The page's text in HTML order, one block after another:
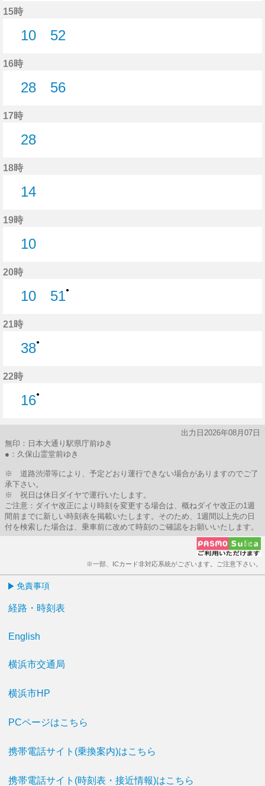
15時
10
52
16時
28
56
17時
28
18時
14
19時
10
20時
10
51●
21時
38●
22時
16●
出力日2026年08月07日
無印：日本大通り駅県庁前ゆき
●：久保山霊堂前ゆき
※ 道路渋滞等により、予定どおり運行できない場合がありますのでご了
承下さい。
※ 祝日は休日ダイヤで運行いたします。
ご注意：ダイヤ改正により時刻を変更する場合は、概ねダイヤ改正の1週
間前までに新しい時刻表を掲載いたします。そのため、1週間以上先の日
付を検索した場合は、乗車前に改めて時刻のご確認をお願いいたします。
※一部、ICカード非対応系統がございます。ご注意下さい。
免責事項
経路・時刻表
English
横浜市交通局
横浜市HP
PCページはこちら
携帯電話サイト(乗換案内)はこちら
携帯電話サイト(時刻表・接近情報)はこちら